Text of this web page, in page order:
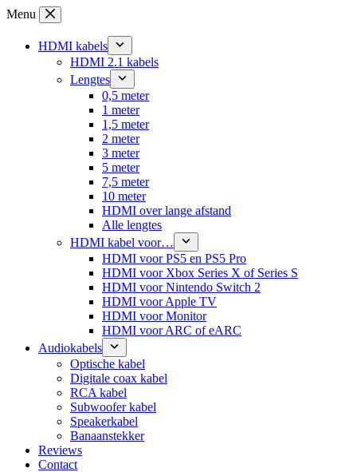
Ga
inhoud
Menu
HDMI kabels
HDMI 2.1 kabels
Lengtes
0,5 meter
1 meter
1,5 meter
2 meter
3 meter
5 meter
7,5 meter
10 meter
HDMI over lange afstand
Alle lengtes
HDMI kabel voor…
HDMI voor PS5 en PS5 Pro
HDMI voor Xbox Series X of Series S
HDMI voor Nintendo Switch 2
HDMI voor Apple TV
HDMI voor Monitor
HDMI voor ARC of eARC
Audiokabels
Optische kabel
Digitale coax kabel
RCA kabel
Subwoofer kabel
Speakerkabel
Banaanstekker
Reviews
Contact